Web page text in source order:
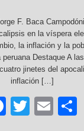
kF. Baca
en la víspera
la inflación y la
Destaque A
jinetes del
inflación […]
F
T
E